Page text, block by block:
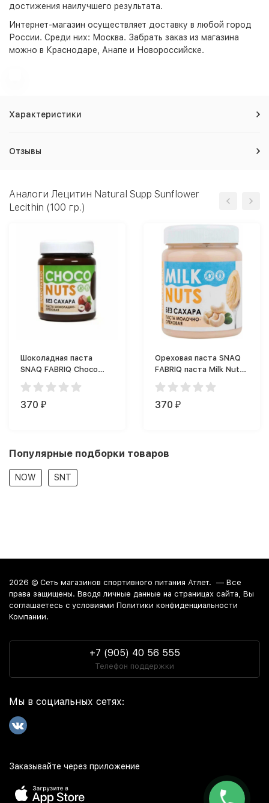
достижения наилучшего результата.
Интернет-магазин осуществляет доставку в любой город
России. Среди них: Москва. Забрать заказ из магазина
можно в Краснодаре, Анапе и Новороссийске.
Характеристики
Отзывы
Аналоги Лецитин Natural Supp Sunflower
Lecithin (100 гр.)
Шоколадная паста
SNAQ FABRIQ Choco
Nuts (250 г)
370 ₽
Ореховая паста SNAQ
FABRIQ паста Milk Nuts
(250 г)
370 ₽
Популярные подборки товаров
NOW SNT
2026 © Сеть магазинов спортивного питания Атлет. — Все
права защищены. Вводя личные данные на страницах сайта, Вы
соглашаетесь c условиями Политики конфиденциальности
Компании.
+7 (905) 40 56 555
Телефон поддержки
Мы в социальных сетях:
Заказывайте через приложение